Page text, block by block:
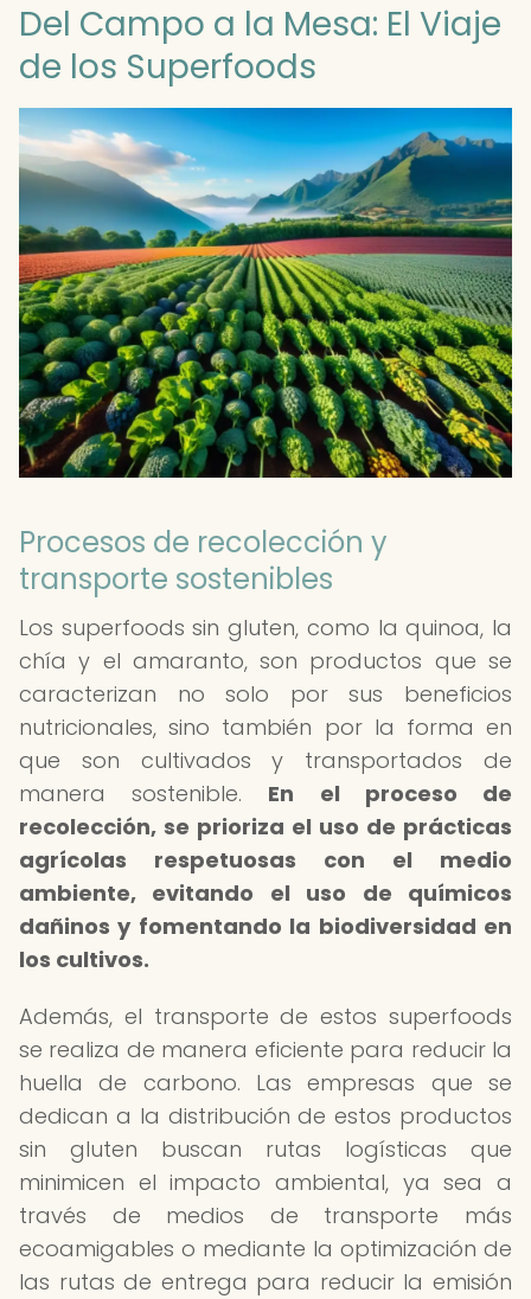
Del Campo a la Mesa: El Viaje
de los Superfoods
Procesos de recolección y
transporte sostenibles
Los superfoods sin gluten, como la quinoa, la
chía y el amaranto, son productos que se
caracterizan no solo por sus beneficios
nutricionales, sino también por la forma en
que son cultivados y transportados de
manera sostenible. En el proceso de
recolección, se prioriza el uso de prácticas
agrícolas respetuosas con el medio
ambiente, evitando el uso de químicos
dañinos y fomentando la biodiversidad en
los cultivos.
Además, el transporte de estos superfoods
se realiza de manera eficiente para reducir la
huella de carbono. Las empresas que se
dedican a la distribución de estos productos
sin gluten buscan rutas logísticas que
minimicen el impacto ambiental, ya sea a
través de medios de transporte más
ecoamigables o mediante la optimización de
las rutas de entrega para reducir la emisión